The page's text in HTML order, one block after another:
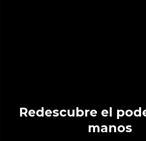
Redescubre el poder de tus
manos